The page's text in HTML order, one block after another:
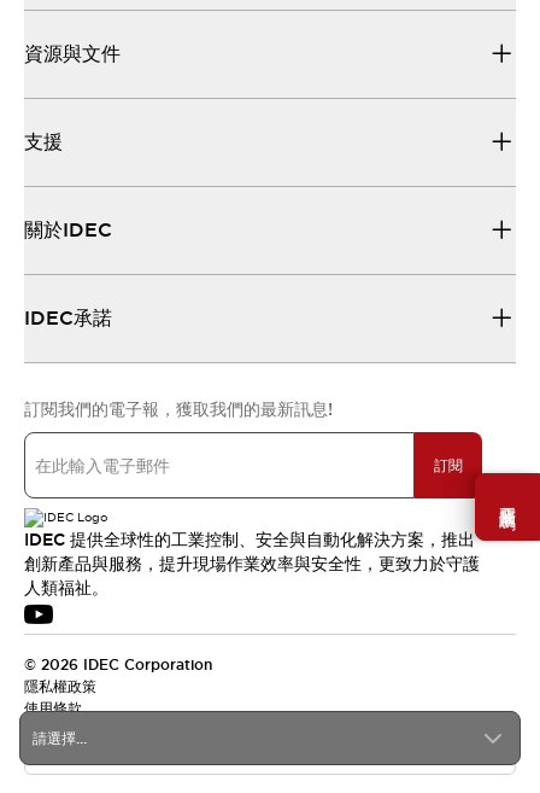
需要幫助嗎？
請選擇...
資源與文件
支援
關於IDEC
IDEC承諾
訂閱我們的電子報，獲取我們的最新訊息!
訂閱
IDEC 提供全球性的工業控制、安全與自動化解決方案，推出
創新產品與服務，提升現場作業效率與安全性，更致力於守護
人類福祉。
© 2026 IDEC Corporation
隱私權政策
使用條款
台灣